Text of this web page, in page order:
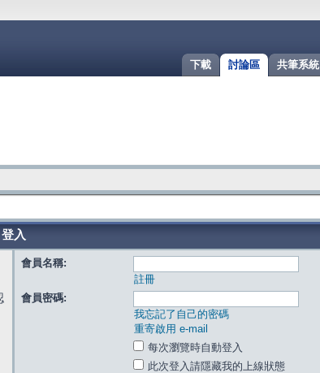
共筆系統
討論區
下載
登入
會員名稱:
註冊
會員密碼:
我忘記了自己的密碼
重寄啟用 e-mail
每次瀏覽時自動登入
此次登入請隱藏我的上線狀態